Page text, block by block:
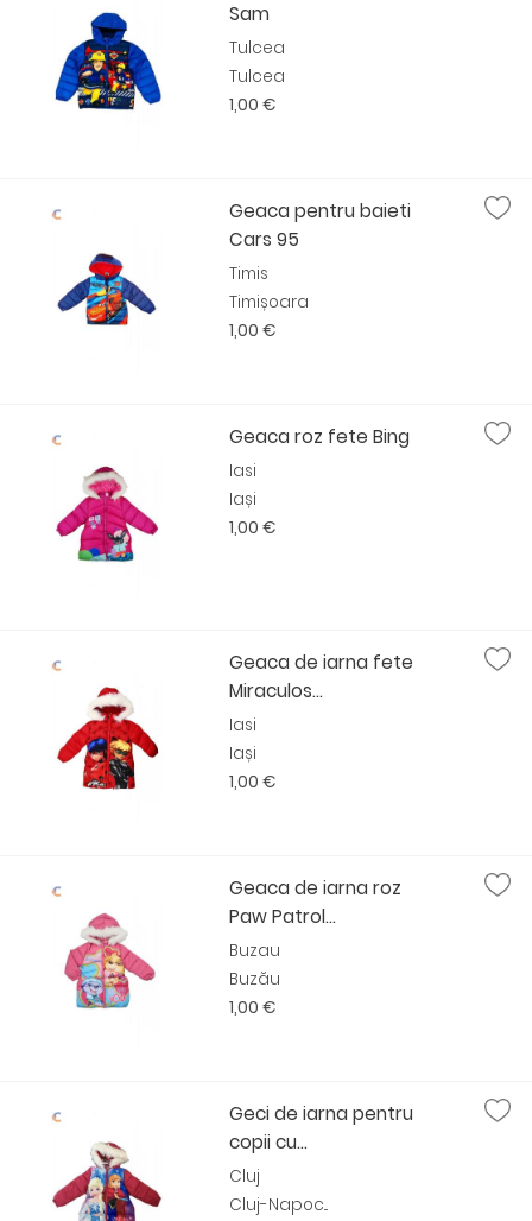
Sam
Tulcea
Tulcea
1,00 €
Geaca pentru baieti
Cars 95
Timis
Timișoara
1,00 €
Geaca roz fete Bing
Iasi
Iași
1,00 €
Geaca de iarna fete
Miraculos...
Iasi
Iași
1,00 €
Geaca de iarna roz
Paw Patrol...
Buzau
Buzău
1,00 €
Geci de iarna pentru
copii cu...
Cluj
Cluj-Napoc...